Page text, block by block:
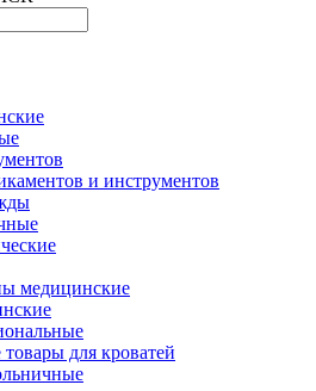
и инструментов
медицинские
для кроватей